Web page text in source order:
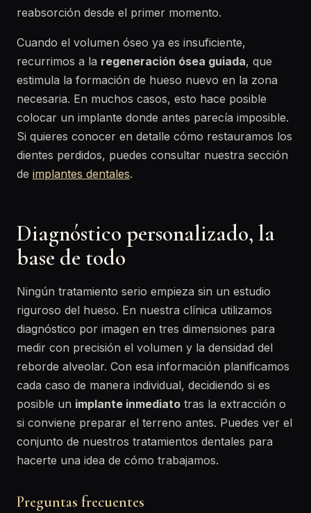
reabsorción desde el primer momento.
Cuando el volumen óseo ya es insuficiente,
recurrimos a la regeneración ósea guiada, que
estimula la formación de hueso nuevo en la zona
necesaria. En muchos casos, esto hace posible
colocar un implante donde antes parecía imposible.
Si quieres conocer en detalle cómo restauramos los
dientes perdidos, puedes consultar nuestra sección
de implantes dentales.
Diagnóstico personalizado, la
base de todo
Ningún tratamiento serio empieza sin un estudio
riguroso del hueso. En nuestra clínica utilizamos
diagnóstico por imagen en tres dimensiones para
medir con precisión el volumen y la densidad del
reborde alveolar. Con esa información planificamos
cada caso de manera individual, decidiendo si es
posible un implante inmediato tras la extracción o
si conviene preparar el terreno antes. Puedes ver el
conjunto de nuestros tratamientos dentales para
hacerte una idea de cómo trabajamos.
Preguntas frecuentes